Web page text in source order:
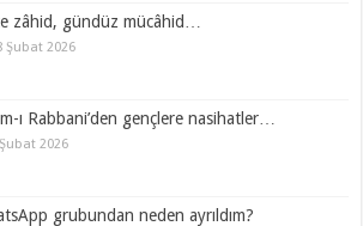
zâhid, gündüz mücâhid…
Şubat 2026
ı Rabbani’den gençlere nasihatler…
2026
grubundan neden ayrıldım?